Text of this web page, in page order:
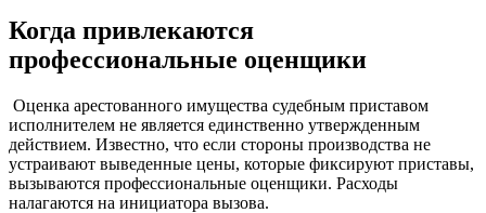
Когда привлекаются
профессиональные оценщики
Оценка арестованного имущества судебным приставом
исполнителем не является единственно утвержденным
действием. Известно, что если стороны производства не
устраивают выведенные цены, которые фиксируют приставы,
вызываются профессиональные оценщики. Расходы
налагаются на инициатора вызова.